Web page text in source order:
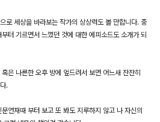
로 세상을 바라보는 작가의 상상력도 볼 만합니다. 중
터 기르면서 느꼈던 것에 대한 에피소드도 소개가 되
은 나른한 오후 방에 엎드려서 보면 어느새 잔잔히
.
연재때 부터 보고 또 봐도 지루하지 않고 나 자신의